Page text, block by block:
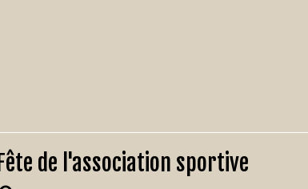
Fête de l'association sportive